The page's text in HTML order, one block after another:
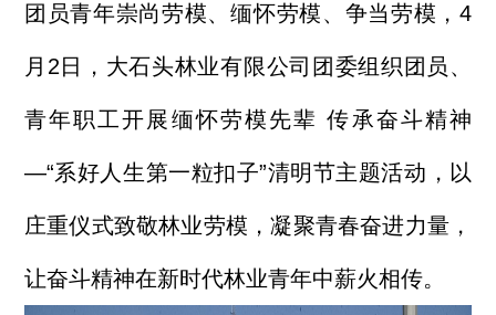
团员青年崇尚劳模、缅怀劳模、争当劳模，4
月2日，大石头林业有限公司团委组织团员、
青年职工开展缅怀劳模先辈 传承奋斗精神
—“系好人生第一粒扣子”清明节主题活动，以
庄重仪式致敬林业劳模，凝聚青春奋进力量，
让奋斗精神在新时代林业青年中薪火相传。